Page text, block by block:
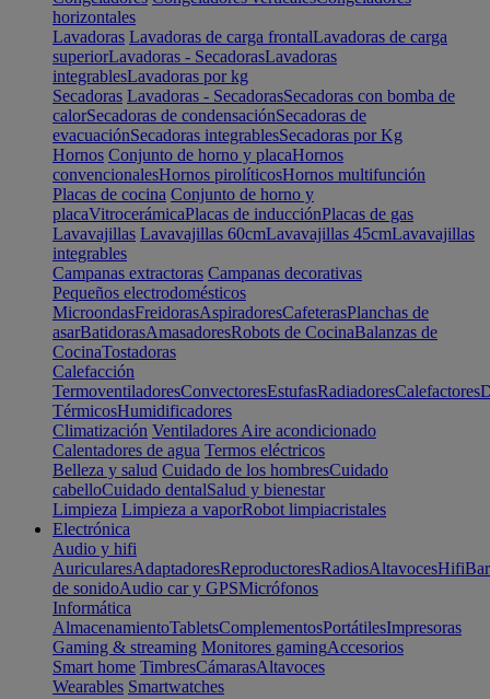
horizontales
Lavadoras Lavadoras de carga frontalLavadoras de carga
superiorLavadoras - SecadorasLavadoras
integrablesLavadoras por kg
Secadoras Lavadoras - SecadorasSecadoras con bomba de
calorSecadoras de condensaciónSecadoras de
evacuaciónSecadoras integrablesSecadoras por Kg
Hornos Conjunto de horno y placaHornos
convencionalesHornos pirolíticosHornos multifunción
Placas de cocina Conjunto de horno y
placaVitrocerámicaPlacas de inducciónPlacas de gas
Lavavajillas Lavavajillas 60cmLavavajillas 45cmLavavajillas
integrables
Campanas extractoras Campanas decorativas
Pequeños electrodomésticos
MicroondasFreidorasAspiradoresCafeterasPlanchas de
asarBatidorasAmasadoresRobots de CocinaBalanzas de
CocinaTostadoras
Calefacción
TermoventiladoresConvectoresEstufasRadiadoresCalefactores
TérmicosHumidificadores
Climatización Ventiladores Aire acondicionado
Calentadores de agua Termos eléctricos
Belleza y salud Cuidado de los hombresCuidado
cabelloCuidado dentalSalud y bienestar
Limpieza Limpieza a vaporRobot limpiacristales
Electrónica
Audio y hifi
AuricularesAdaptadoresReproductoresRadiosAltavocesHifi
de sonidoAudio car y GPSMicrófonos
Informática
AlmacenamientoTabletsComplementosPortátilesImpresoras
Gaming & streaming Monitores gamingAccesorios
Smart home TimbresCámarasAltavoces
Wearables Smartwatches